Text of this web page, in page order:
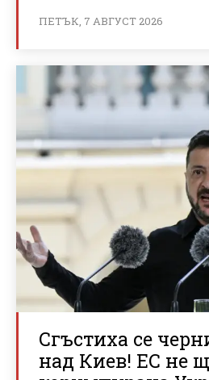
ПЕТЪК, 7 АВГУСТ 2026
Сгъстиха се
над Киев! ЕС не